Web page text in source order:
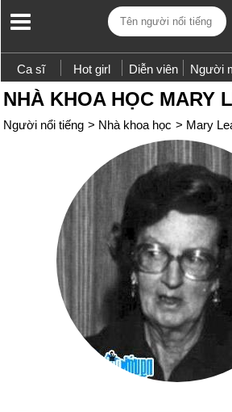
Ca sĩ Hot girl Diễn viên Người
NHÀ KHOA HỌC MARY
Người nổi tiếng > Nhà khoa học > Mary